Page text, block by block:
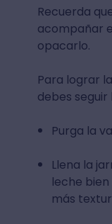
Recuerda
acompañar
opacarlo.
Para lograr
debes seguir
Purga la
Llena la
leche
más